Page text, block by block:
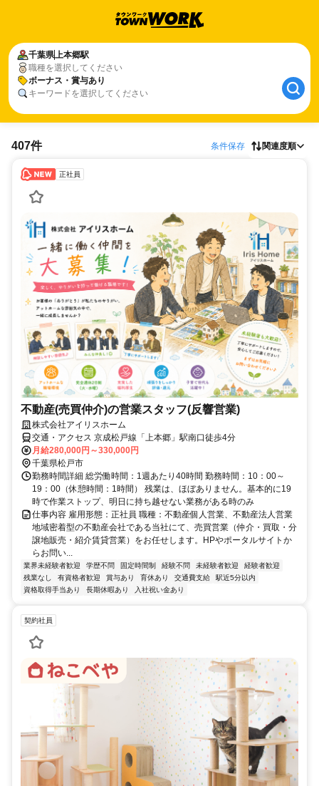
千葉県上本郷駅
職種を選択してください
ボーナス・賞与あり
キーワードを選択してください
407件 条件保存 関連度順
正社員
不動産(売買仲介)の営業スタッフ(反響営業)
株式会社アイリスホーム
交通・アクセス 京成松戸線「上本郷」駅南口徒歩4分
月給280,000円～330,000円
千葉県松戸市
勤務時間詳細 総労働時間：1週あたり40時間 勤務時間：10：00～
19：00（休憩時間：1時間） 残業は、ほぼありません。基本的に19
時で作業ストップ、明日に持ち越せない業務がある時のみ
仕事内容 雇用形態：正社員 職種：不動産個人営業、不動産法人営業
地域密着型の不動産会社である当社にて、売買営業（仲介・買取・分
譲地販売・紹介賃貸営業）をお任せします。HPやポータルサイトか
らお問い...
業界未経験者歓迎 学歴不問 固定時間制 経験不問 未経験者歓迎
経験者歓迎
残業なし
有資格者歓迎 賞与あり 育休あり 交通費支給
駅近5分以内
資格取得手当あり
長期休暇あり 入社祝い金あり
契約社員